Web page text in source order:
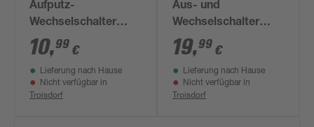
Aufputz-
Wechselschalter
'Ocean'
grau/blaugrün
10,99 €
Lieferung nach Hause
Nicht verfügbar in
Troisdorf
Aus- und
Wechselschalter
'Aquastorm' grau
19,99 €
Lieferung nach Hause
Nicht verfügbar in
Troisdorf